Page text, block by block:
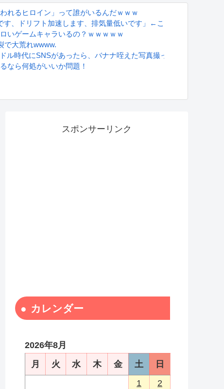
ション、人手、宿泊施設の不足や、...
れるヒロイン」って誰がいるんだｗｗｗ
す、ドリフト加速します、排気量低いです」←こいつが覇権取っ
いゲームキャラいるの？ｗｗｗｗｗ
で大荒れwwww.
ル時代にSNSがあったら、バナナ咥えた写真撮ってたと思う」
なら何処がいいか問題！
スポンサーリンク
カレンダー
2026年8月
月
火 水 木 金 土
日
1
2